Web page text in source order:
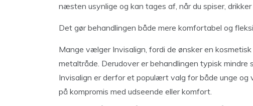
næsten usynlige og kan tages af, når du spiser,
Det gør behandlingen både mere komfortabel og
Mange vælger Invisalign, fordi de ønsker en
metaltråde. Derudover er behandlingen typisk
Invisalign er derfor et populært valg for både unge og
på kompromis med udseende eller komfort.